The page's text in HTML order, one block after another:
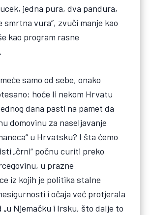
jedna pura, dva pandura,
smrtna vura“, zvuči manje kao
kao program rasne
samo od sebe, onako
hoće li nekom Hrvatu
dana pasti na pamet da
domovinu za naseljavanje
u Hrvatsku? I šta ćemo
„črni“ počnu curiti preko
u prazne
iz kojih je politika stalne
i očaja već protjerala
Njemačku i Irsku, što dalje to